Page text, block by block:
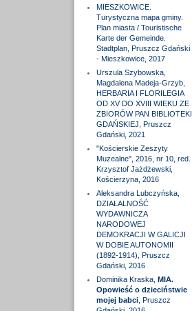
MIESZKOWICE.
Turystyczna mapa gminy.
Plan miasta / Touristische
Karte der Gemeinde.
Stadtplan, Pruszcz Gdański
- Mieszkowice, 2017
Urszula Szybowska,
Magdalena Madeja-Grzyb,
HERBARIA I FLORILEGIA
OD XV DO XVIII WIEKU ZE
ZBIORÓW PAN BIBLIOTEKI
GDAŃSKIEJ, Pruszcz
Gdański, 2021
"Kościerskie Zeszyty
Muzealne", 2016, nr 10, red.
Krzysztof Jażdżewski,
Kościerzyna, 2016
Aleksandra Lubczyńska,
DZIAŁALNOŚĆ
WYDAWNICZA
NARODOWEJ
DEMOKRACJI W GALICJI
W DOBIE AUTONOMII
(1892-1914), Pruszcz
Gdański, 2016
Dominika Kraska, MIA.
Opowieść o dzieciństwie
mojej babci, Pruszcz